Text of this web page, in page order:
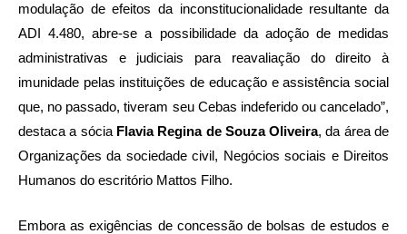
modulação de efeitos da inconstitucionalidade resultante da
ADI 4.480, abre-se a possibilidade da adoção de medidas
administrativas e judiciais para reavaliação do direito à
imunidade pelas instituições de educação e assistência social
que, no passado, tiveram seu Cebas indeferido ou cancelado”,
destaca a sócia Flavia Regina de Souza Oliveira, da área de
Organizações da sociedade civil, Negócios sociais e Direitos
Humanos do escritório Mattos Filho.
Embora as exigências de concessão de bolsas de estudos e